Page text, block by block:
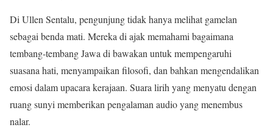
Di Ullen Sentalu, pengunjung tidak hanya melihat gamelan
sebagai benda mati. Mereka di ajak memahami bagaimana
tembang-tembang Jawa di bawakan untuk mempengaruhi
suasana hati, menyampaikan filosofi, dan bahkan mengendalikan
emosi dalam upacara kerajaan. Suara lirih yang menyatu dengan
ruang sunyi memberikan pengalaman audio yang menembus
nalar.